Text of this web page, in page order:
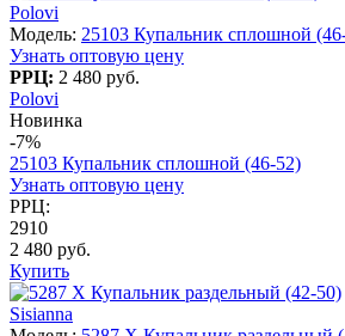
Polovi
Модель: 25103 Купальник сплошной
Узнать оптовую цену
РРЦ: 2 480 руб.
Polovi
Новинка
-7%
25103 Купальник сплошной (46-52)
Узнать оптовую цену
РРЦ:
2910
2 480 руб.
Купить
Sisianna